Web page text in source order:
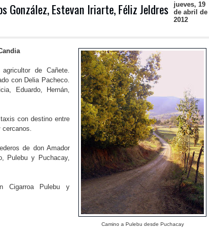
jueves, 19
de abril de
2012
González, Estevan Iriarte, Féliz Jeldres
Camino a Pulebu desde Puchacay
de Cañete.
con Delia Pacheco.
Eduardo, Hernán,
con destino entre
cercanos.
de don Amador
Pulebu y Puchacay,
Cigarroa Pulebu y